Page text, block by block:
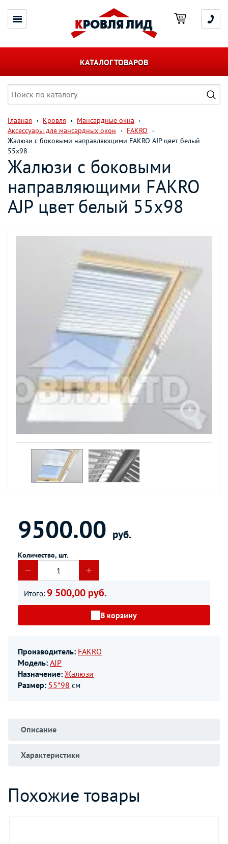
КАТАЛОГ ТОВАРОВ
Главная Кровля
Мансардные окна
Аксессуары для мансардных окон
FAKRO
Жалюзи с боковыми направляющими FAKRO AJP цвет белый
55х98
Жалюзи с боковыми
направляющими FAKRO
AJP цвет белый 55х98
9500.00 руб.
Количество, шт.
Итого: 9 500,00 руб.
В корзину
Производитель: FAKRO
Модель: AJP
Назначение: Жалюзи
Размер: 55*98 см
Описание
Характеристики
Похожие товары